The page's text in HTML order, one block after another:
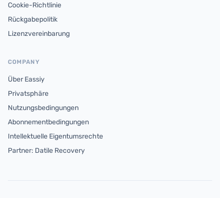
Cookie-Richtlinie
Rückgabepolitik
Lizenzvereinbarung
COMPANY
Über Eassiy
Privatsphäre
Nutzungsbedingungen
Abonnementbedingungen
Intellektuelle Eigentumsrechte
Partner: Datile Recovery